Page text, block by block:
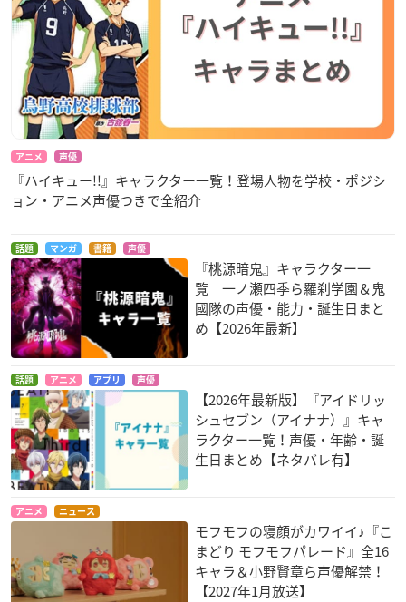
アニメ 声優
『ハイキュー!!』キャラクター一覧！登場人物を学校・ポジシ
ョン・アニメ声優つきで全紹介
話題 マンガ 書籍 声優
『桃源暗鬼』キャラクター一
覧 一ノ瀬四季ら羅刹学園＆鬼
國隊の声優・能力・誕生日まと
め【2026年最新】
話題 アニメ アプリ 声優
【2026年最新版】『アイドリッ
シュセブン（アイナナ）』キャ
ラクター一覧！声優・年齢・誕
生日まとめ【ネタバレ有】
アニメ ニュース
モフモフの寝顔がカワイイ♪『こ
まどり モフモフパレード』全16
キャラ＆小野賢章ら声優解禁！
【2027年1月放送】